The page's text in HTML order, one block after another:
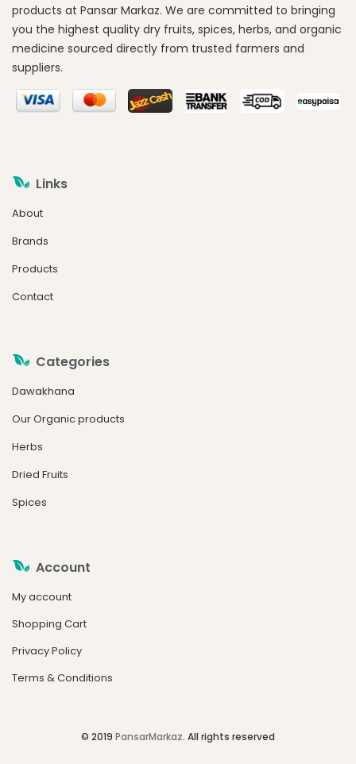
products at Pansar Markaz. We are committed to bringing
you the highest quality dry fruits, spices, herbs, and organic
medicine sourced directly from trusted farmers and
suppliers.
Links
About
Brands
Products
Contact
Categories
Dawakhana
Our Organic products
Herbs
Dried Fruits
Spices
Account
My account
Shopping Cart
Privacy Policy
Terms & Conditions
© 2019 PansarMarkaz. All rights reserved